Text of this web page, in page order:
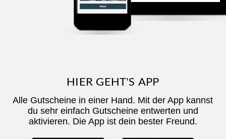
HIER GEHT'S APP
Alle Gutscheine in einer Hand. Mit der App kannst
du sehr einfach Gutscheine entwerten und
aktivieren. Die App ist dein bester Freund.